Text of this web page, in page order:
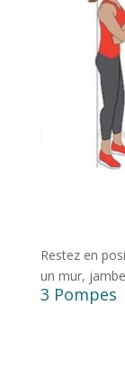
Restez en
un mur,
3 Pompes